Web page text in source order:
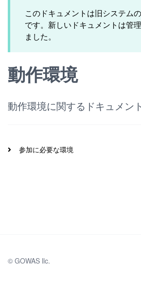
このドキュメントは旧システム
です。新しいドキュメントは管
ました。
動作環境
動作環境に関するドキュメン
参加に必要な環境
© GOWAS llc.